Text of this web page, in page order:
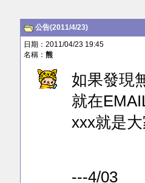
公告(2011/4/23)
日期：2011/04/23 19:45
名稱： 熊
如果發現
就在
xxx就是
---4/03